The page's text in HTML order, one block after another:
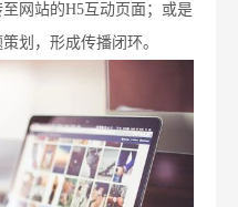
网站的H5互动页面；或是
划，形成传播闭环。